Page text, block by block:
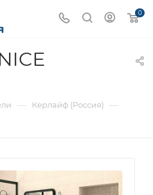
0
— Керлайф (Россия) —